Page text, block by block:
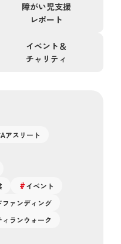
障がい児支援
レポート
イベント＆
チャリティ
アスリート
イベント
ファンディング
ィランウォーク